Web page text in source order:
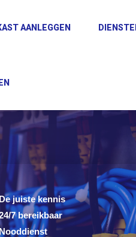
AANLEGGEN
juiste kennis
7 bereikbaar